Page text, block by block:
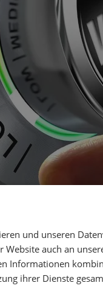
und unseren
auch an
Informationen
ihrer Dienste